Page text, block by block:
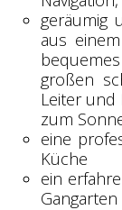
geräumig
aus
großen
Leiter und
zum
eine
Küche
ein